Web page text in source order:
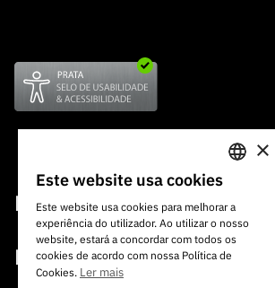
Financiamento
Programas de Financiamento
Internacional
Media
PORTUGUESE
ENGLISH
×
Este website usa cookies
Este website usa cookies para melhorar a
experiência do utilizador. Ao utilizar o nosso
website, estará a concordar com todos os
cookies de acordo com nossa Política de
Cookies. Ler mais